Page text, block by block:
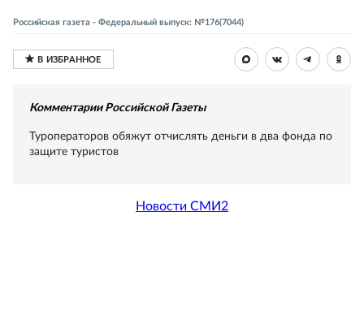
Российская газета - Федеральный выпуск: №176(7044)
Комментарии Российской Газеты
Туроператоров обяжут отчислять деньги в два фонда по
защите туристов
Новости СМИ2